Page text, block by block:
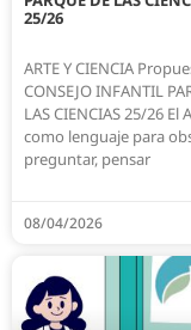
25/26
ARTE Y CIENCIA
CONSEJO INFANTIL
LAS CIENCIAS 25/26 El
como lenguaje para
preguntar, pensar
08/04/2026